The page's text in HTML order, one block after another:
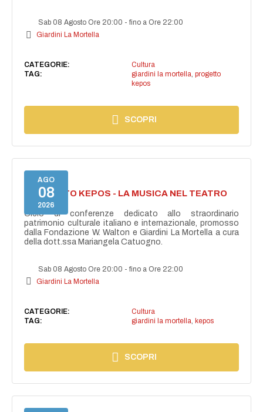
Sab 08 Agosto Ore 20:00 -fino a Ore 22:00
Giardini La Mortella
CATEGORIE:
Cultura
TAG:
giardini la mortella, progetto
kepos
SCOPRI
AGO
08
2026
PROGETTO KEPOS - LA MUSICA NEL TEATRO
GRECO
Ciclo di conferenze dedicato allo straordinario
patrimonio culturale italiano e internazionale, promosso
dalla Fondazione W. Walton e Giardini La Mortella a cura
della dott.ssa Mariangela Catuogno.
Sab 08 Agosto Ore 20:00 -fino a Ore 22:00
Giardini La Mortella
CATEGORIE:
Cultura
TAG:
giardini la mortella, kepos
SCOPRI